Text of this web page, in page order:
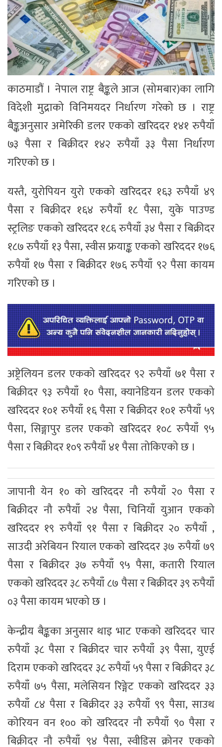
काठमाडौं । नेपाल राष्ट्र बैङ्कले आज (सोमबार)का लागि
विदेशी मुद्राको विनिमयदर निर्धारण गरेको छ । राष्ट्र
बैङ्कअनुसार अमेरिकी डलर एकको खरिददर १४१ रुपैयाँ
७३ पैसा र बिक्रीदर १४२ रुपैयाँ ३३ पैसा निर्धारण
गरिएको छ ।
यस्तै, युरोपियन युरो एकको खरिददर १६३ रुपैयाँ ४९
पैसा र बिक्रीदर १६४ रुपैयाँ १८ पैसा, युके पाउण्ड
स्ट्रलिङ एकको खरिददर १८६ रुपैयाँ ३४ पैसा र बिक्रीदर
१८७ रुपैयाँ १३ पैसा, स्वीस फ्रयाङ्क एकको खरिददर १७६
रुपैयाँ १७ पैसा र बिक्रीदर १७६ रुपैयाँ ९२ पैसा कायम
गरिएको छ ।
अष्ट्रेलियन डलर एकको खरिददर ९२ रुपैयाँ ७१ पैसा र
बिक्रीदर ९३ रुपैयाँ १० पैसा, क्यानेडियन डलर एकको
खरिददर १०१ रुपैयाँ १६ पैसा र बिक्रीदर १०१ रुपैयाँ ५९
पैसा, सिङ्गापुर डलर एकको खरिददर १०८ रुपैयाँ ९५
पैसा र बिक्रीदर १०९ रुपैयाँ ४१ पैसा तोकिएको छ ।
जापानी येन १० को खरिददर नौ रुपैयाँ २० पैसा र
बिक्रीदर नौ रुपैयाँ २४ पैसा, चिनियाँ युआन एकको
खरिददर १९ रुपैयाँ ९१ पैसा र बिक्रीदर २० रुपैयाँ ,
साउदी अरेबियन रियाल एकको खरिददर ३७ रुपैयाँ ७९
पैसा र बिक्रीदर ३७ रुपैयाँ ९५ पैसा, कतारी रियाल
एकको खरिददर ३८ रुपैयाँ ८७ पैसा र बिक्रीदर ३९ रुपैयाँ
०३ पैसा कायम भएको छ ।
केन्द्रीय बैङ्कका अनुसार थाइ भाट एकको खरिददर चार
रुपैयाँ ३८ पैसा र बिक्रीदर चार रुपैयाँ ३९ पैसा, युएई
दिराम एकको खरिददर ३८ रुपैयाँ ५९ पैसा र बिक्रीदर ३८
रुपैयाँ ७५ पैसा, मलेसियन रिङ्गेट एकको खरिददर ३३
रुपैयाँ ८४ पैसा र बिक्रीदर ३३ रुपैयाँ ९९ पैसा, साउथ
कोरियन वन १०० को खरिददर नौ रुपैयाँ ९० पैसा र
बिक्रीदर नौ रुपैयाँ ९४ पैसा, स्वीडिस क्रोनर एकको